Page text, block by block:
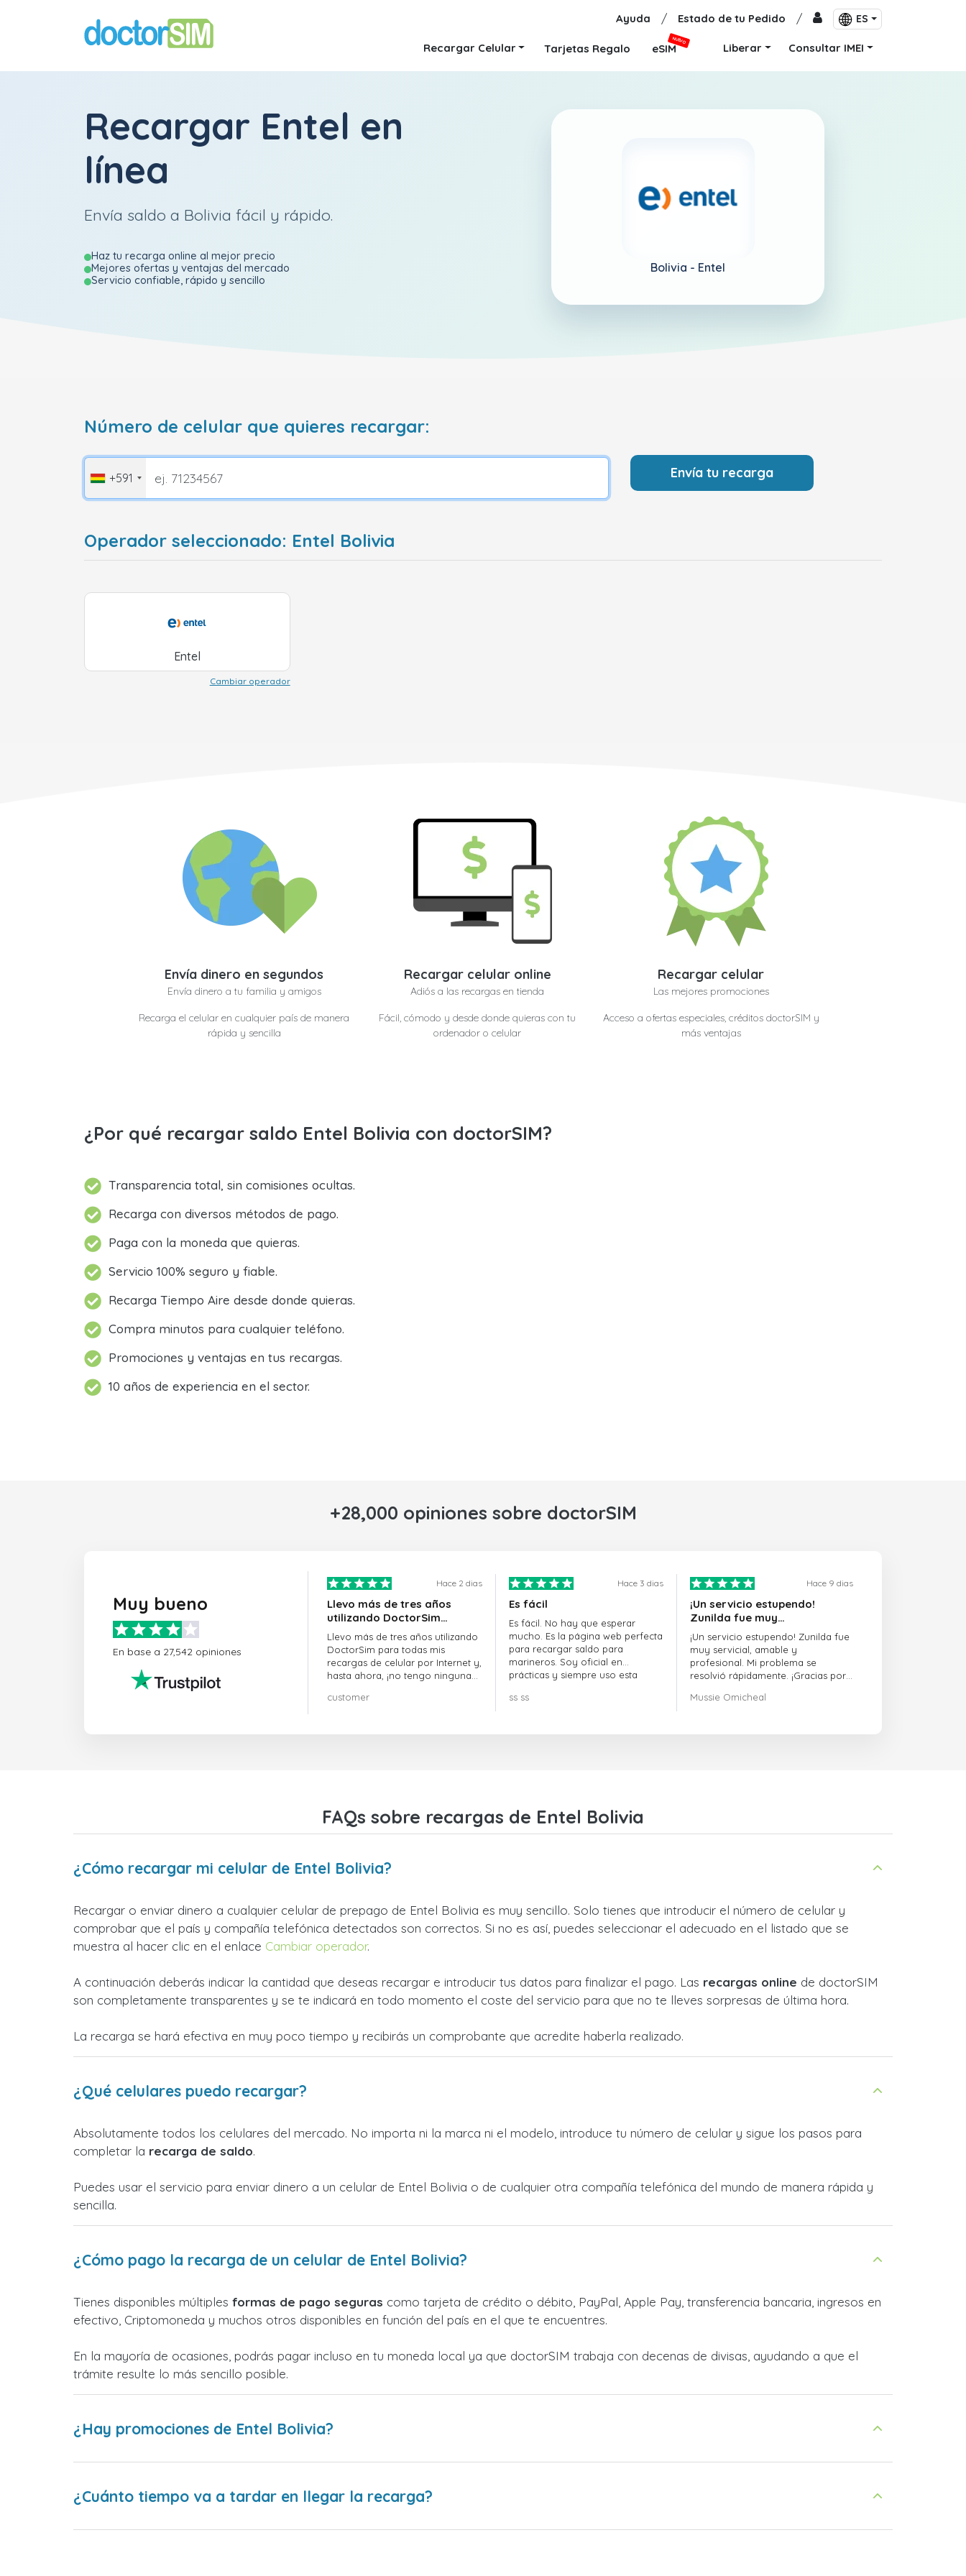
Ayuda / Estado de tu Pedido / ES
Recargar Celular Tarjetas Regalo eSIM
NUEVO
Liberar Consultar IMEI
Recargar Entel en
línea
Envía saldo a Bolivia fácil y rápido.
Haz tu recarga online al mejor precio
Mejores ofertas y ventajas del mercado
Servicio confiable, rápido y sencillo
Bolivia - Entel
Número de celular que quieres recargar:
+591 Envía tu recarga
Operador seleccionado: Entel Bolivia
Entel
Cambiar operador
Envía dinero en segundos
Envía dinero a tu familia y amigos
Recarga el celular en cualquier país de manera
rápida y sencilla
Recargar celular online
Adiós a las recargas en tienda
Fácil, cómodo y desde donde quieras con tu
ordenador o celular
Recargar celular
Las mejores promociones
Acceso a ofertas especiales, créditos doctorSIM y
más ventajas
¿Por qué recargar saldo Entel Bolivia con doctorSIM?
Transparencia total, sin comisiones ocultas.
Recarga con diversos métodos de pago.
Paga con la moneda que quieras.
Servicio 100% seguro y fiable.
Recarga Tiempo Aire desde donde quieras.
Compra minutos para cualquier teléfono.
Promociones y ventajas en tus recargas.
10 años de experiencia en el sector.
+28,000 opiniones sobre doctorSIM
Muy bueno
En base a 27,542 opiniones
Hace 2 dias
Llevo más de tres años
utilizando DoctorSim…
Llevo más de tres años utilizando
DoctorSim para todas mis
recargas de celular por Internet y,
hasta ahora, ¡no tengo ninguna
customer
Hace 3 dias
Es fácil
Es fácil. No hay que esperar
mucho. Es la página web perfecta
para recargar saldo para
marineros. Soy oficial en
prácticas y siempre uso esta
ss ss
Hace 9 dias
¡Un servicio estupendo!
Zunilda fue muy…
¡Un servicio estupendo! Zunilda fue
muy servicial, amable y
profesional. Mi problema se
resolvió rápidamente. ¡Gracias por
Mussie Omicheal
FAQs sobre recargas de Entel Bolivia
¿Cómo recargar mi celular de Entel Bolivia?
Recargar o enviar dinero a cualquier celular de prepago de Entel Bolivia es muy sencillo. Solo tienes que introducir el número de celular y
comprobar que el país y compañía telefónica detectados son correctos. Si no es así, puedes seleccionar el adecuado en el listado que se
muestra al hacer clic en el enlace Cambiar operador.
A continuación deberás indicar la cantidad que deseas recargar e introducir tus datos para finalizar el pago. Las recargas online de doctorSIM
son completamente transparentes y se te indicará en todo momento el coste del servicio para que no te lleves sorpresas de última hora.
La recarga se hará efectiva en muy poco tiempo y recibirás un comprobante que acredite haberla realizado.
¿Qué celulares puedo recargar?
Absolutamente todos los celulares del mercado. No importa ni la marca ni el modelo, introduce tu número de celular y sigue los pasos para
completar la recarga de saldo.
Puedes usar el servicio para enviar dinero a un celular de Entel Bolivia o de cualquier otra compañía telefónica del mundo de manera rápida y
sencilla.
¿Cómo pago la recarga de un celular de Entel Bolivia?
Tienes disponibles múltiples formas de pago seguras como tarjeta de crédito o débito, PayPal, Apple Pay, transferencia bancaria, ingresos en
efectivo, Criptomoneda y muchos otros disponibles en función del país en el que te encuentres.
En la mayoría de ocasiones, podrás pagar incluso en tu moneda local ya que doctorSIM trabaja con decenas de divisas, ayudando a que el
trámite resulte lo más sencillo posible.
¿Hay promociones de Entel Bolivia?
¿Cuánto tiempo va a tardar en llegar la recarga?